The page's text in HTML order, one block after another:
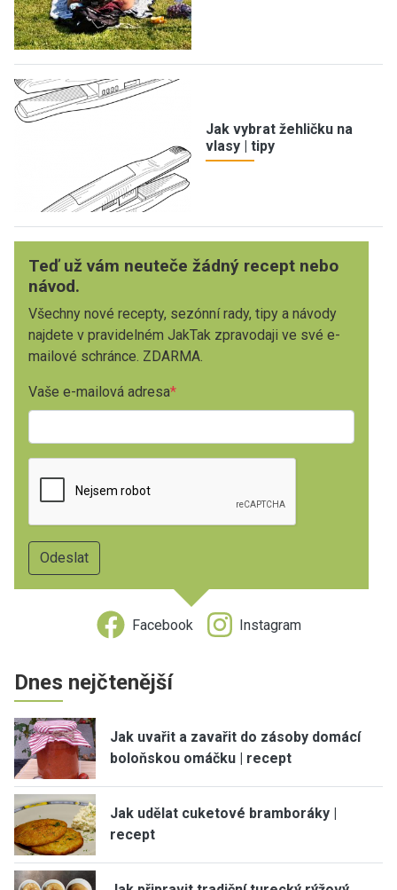
Jak vybrat žehličku na
vlasy | tipy
Teď už vám neuteče žádný recept nebo
návod.
Všechny nové recepty, sezónní rady, tipy a návody
najdete v pravidelném JakTak zpravodaji ve své e-
mailové schránce. ZDARMA.
Vaše e-mailová adresa
Facebook Instagram
Dnes nejčtenější
Jak uvařit a zavařit do zásoby domácí
boloňskou omáčku | recept
Jak udělat cuketové bramboráky |
recept